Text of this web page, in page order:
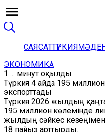
САЯСАТТҮРКИЯ
ЭКОНОМИКА
1 ... минут оқылды
Түркия 4 айда 195
экспорттады
Түркия 2026 жылдың
195 миллион көлемінде
жылдың сәйкес кезеңімен
18 пайыз арттырды.